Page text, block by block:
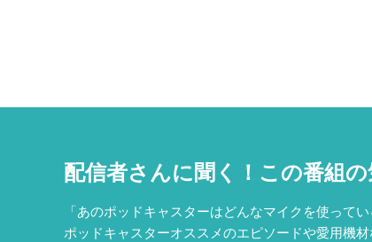
配信者さんに聞く！ この番組
「あのポッドキャスターはどんなマイクを使って
ポッドキャスターオススメのエピソードや愛用機材